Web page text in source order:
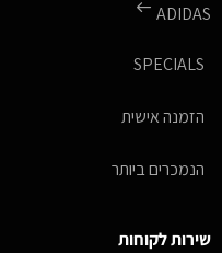
ADIDAS
SPECIALS
הזמנה אישית
הנמכרים ביותר
שירות לקוחות